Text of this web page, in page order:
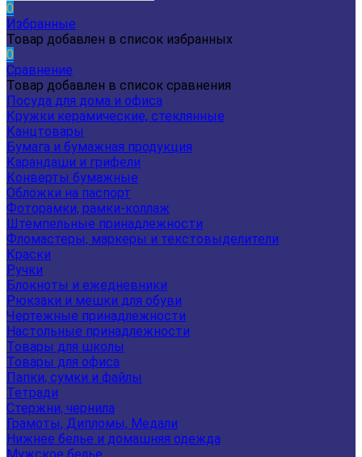
0
Избранные
Товар добавлен в список избранных
0
Сравнение
Товар добавлен в список сравнения
Посуда для дома и офиса
Кружки керамические, стеклянные
Канцтовары
Бумага и бумажная продукция
Карандаши и грифели
Конверты бумажные
Обложки на паспорт
Фоторамки, рамки-коллаж
Штемпельные принадлежности
Фломастеры, маркеры и текстовыделители
Краски
Ручки
Блокноты и ежедневники
Рюкзаки и мешки для обуви
Чертежные принадлежности
Настольные принадлежности
Товары для школы
Товары для офиса
Папки, сумки и файлы
Тетради
Стержни, чернила
Грамоты, Дипломы, Медали
Нижнее белье и домашняя одежда